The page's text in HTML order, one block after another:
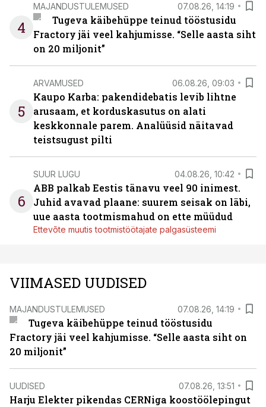
4
MAJANDUSTULEMUSED 07.08.26, 14:19
Tugeva käibehüppe teinud tööstusidu
Fractory jäi veel kahjumisse. “Selle aasta siht
on 20 miljonit”
5
ARVAMUSED 06.08.26, 09:03
Kaupo Karba: pakendidebatis levib lihtne
arusaam, et korduskasutus on alati
keskkonnale parem. Analüüsid näitavad
teistsugust pilti
6
SUUR LUGU 04.08.26, 10:42
ABB palkab Eestis tänavu veel 90 inimest.
Juhid avavad plaane: suurem seisak on läbi,
uue aasta tootmismahud on ette müüdud
Ettevõte muutis tootmistöötajate palgasüsteemi
VIIMASED UUDISED
MAJANDUSTULEMUSED 07.08.26, 14:19
Tugeva käibehüppe teinud tööstusidu
Fractory jäi veel kahjumisse. “Selle aasta siht on
20 miljonit”
UUDISED 07.08.26, 13:51
Harju Elekter pikendas CERNiga koostöölepingut